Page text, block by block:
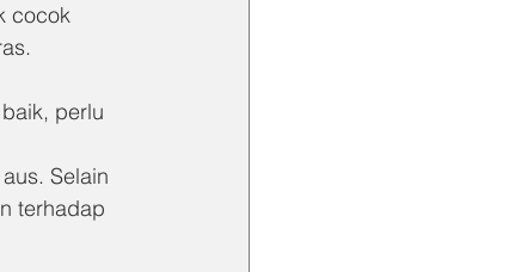
cocok
perlu
Selain
terhadap